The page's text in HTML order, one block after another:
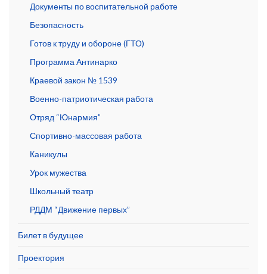
Документы по воспитательной работе
Безопасность
Готов к труду и обороне (ГТО)
Программа Антинарко
Краевой закон № 1539
Военно-патриотическая работа
Отряд “Юнармия”
Спортивно-массовая работа
Каникулы
Урок мужества
Школьный театр
РДДМ “Движение первых”
Билет в будущее
Проектория